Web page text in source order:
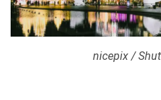
nicepix /